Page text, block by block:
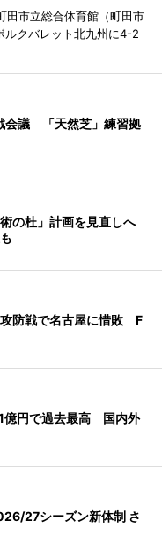
田市立総合体育館（町田市
ルクバレット北九州に4-2
会議 「天然芝」練習拠
の杜」計画を見直しへ
防戦で名古屋に惜敗 F
億円で過去最高 国内外
27シーズン新体制 さ